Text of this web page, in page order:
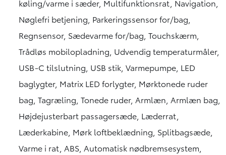
- Digital instrumentering
- Elektrisk bagklap
- Fuld læderkabine med køling/varme i sæder
- El indstilligt førersæde med memory
- Multifunktionsrat med varme
- Navigation og touchskærm
- Nøglefri betjening
- Parkeringssensorer for og bag
- Trådløs mobilopladning
- Matrix LED forlygter
- **Sikkerhed og Praktiske Funktioner:**
køling/varme i sæder, Multifunktionsrat, Navigation,
Nøglefri betjening, Parkeringssensor for/bag,
Regnsensor, Sædevarme for/bag, Touchskærm,
Trådløs mobilopladning, Udvendig temperaturmåler,
USB-C tilslutning, USB stik, Varmepumpe, LED
baglygter, Matrix LED forlygter, Mørktonede ruder
bag, Tagræling, Tonede ruder, Armlæn, Armlæn bag,
Højdejusterbart passagersæde, Læderrat,
Læderkabine, Mørk loftbeklædning, Splitbagsæde,
Varme i rat, ABS, Automatisk nødbremsesystem,